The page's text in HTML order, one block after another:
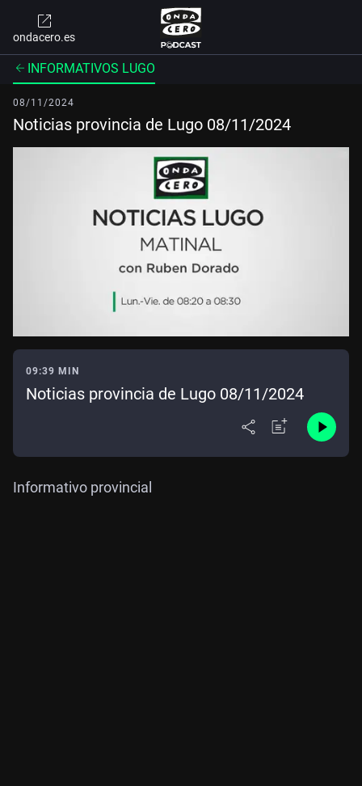
ondacero.es
INFORMATIVOS LUGO
08/11/2024
Noticias provincia de Lugo 08/11/2024
09:39 MIN
Noticias provincia de Lugo 08/11/2024
Informativo provincial